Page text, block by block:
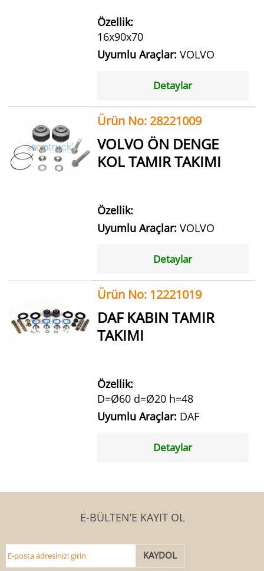
Özellik:
16x90x70
Uyumlu Araçlar: VOLVO
Detaylar
Ürün No: 28221009
VOLVO ÖN DENGE
KOL TAMIR TAKIMI
Özellik:
Uyumlu Araçlar: VOLVO
Detaylar
Ürün No: 12221019
DAF KABIN TAMIR
TAKIMI
Özellik:
D=Ø60 d=Ø20 h=48
Uyumlu Araçlar: DAF
Detaylar
E-BÜLTEN’E KAYIT OL